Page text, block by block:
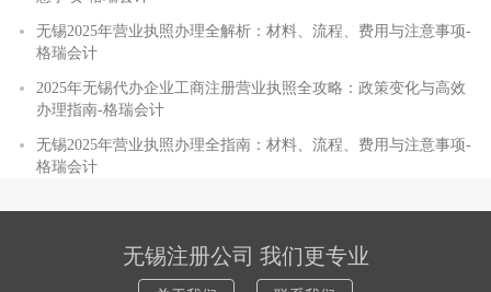
无锡2025年营业执照办理全解析：材料、流程、费用与注意事项-
格瑞会计
2025年无锡代办企业工商注册营业执照全攻略：政策变化与高效
办理指南-格瑞会计
无锡2025年营业执照办理全指南：材料、流程、费用与注意事项-
格瑞会计
无锡注册公司 我们更专业